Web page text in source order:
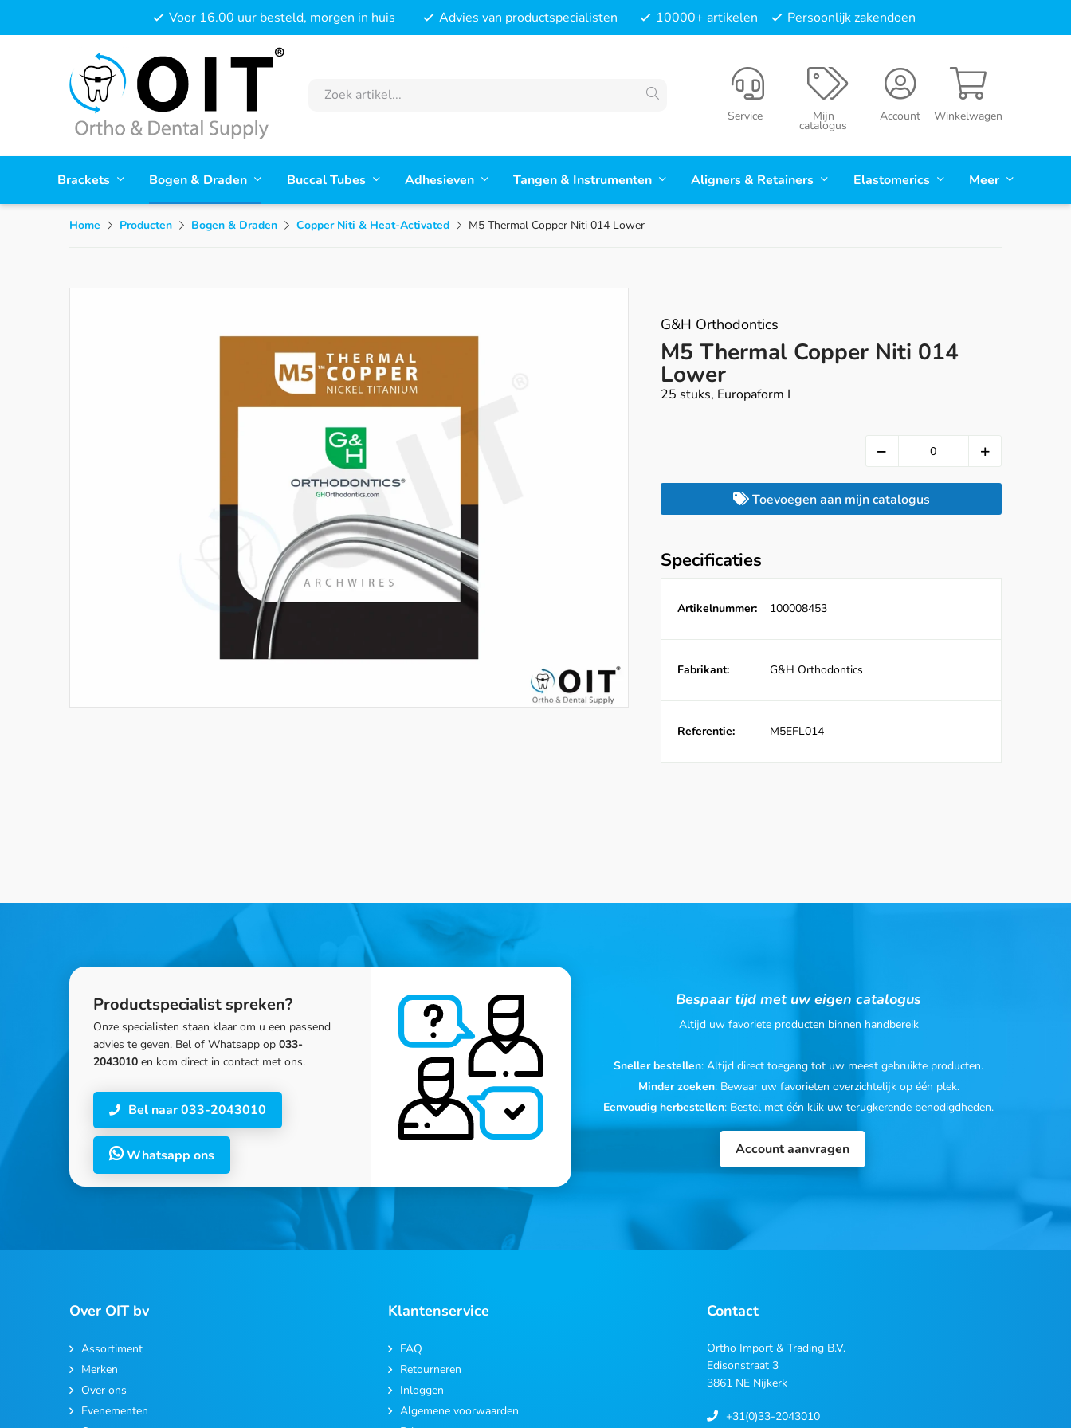
Voor 16.00 uur besteld, morgen in huis Advies van productspecialisten 10000+ artikelen Persoonlijk zakendoen
Winkelwagen
Account
Mijn
catalogus
Service
Brackets Bogen & Draden Buccal Tubes Adhesieven Tangen & Instrumenten Aligners & Retainers Elastomerics Meer
Home Producten Bogen & Draden Copper Niti & Heat-Activated M5 Thermal Copper Niti 014 Lower
G&H Orthodontics
M5 Thermal Copper Niti 014
Lower
25 stuks, Europaform I
Toevoegen aan mijn catalogus
Specificaties
Artikelnummer: 100008453
Fabrikant: G&H Orthodontics
Referentie: M5EFL014
Productspecialist spreken?
Onze specialisten staan klaar om u een passend
advies te geven. Bel of Whatsapp op 033-
2043010 en kom direct in contact met ons.
Bel naar 033-2043010
Whatsapp ons
Bespaar tijd met uw eigen catalogus
Altijd uw favoriete producten binnen handbereik
Sneller bestellen: Altijd direct toegang tot uw meest gebruikte producten.
Minder zoeken: Bewaar uw favorieten overzichtelijk op één plek.
Eenvoudig herbestellen: Bestel met één klik uw terugkerende benodigdheden.
Account aanvragen
Over OIT bv
Assortiment
Merken
Over ons
Evenementen
Klantenservice
FAQ
Retourneren
Inloggen
Algemene voorwaarden
Contact
Ortho Import & Trading B.V.
Edisonstraat 3
3861 NE Nijkerk
+31(0)33-2043010